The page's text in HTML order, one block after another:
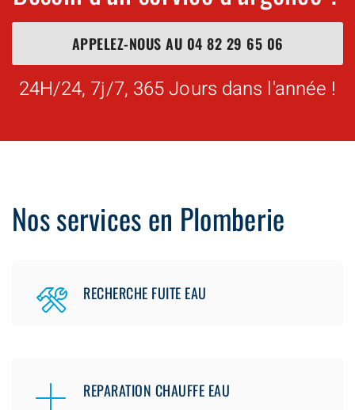
APPELEZ-NOUS AU 04 82 29 65 06
24H/24, 7j/7, 365 Jours dans l'année !
Nos services en Plomberie
RECHERCHE FUITE EAU
REPARATION CHAUFFE EAU